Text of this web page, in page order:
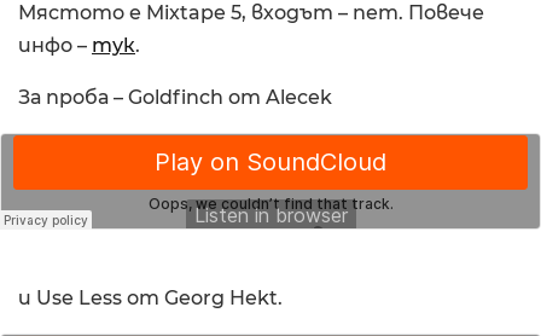
Мястото е Mixtape 5, входът – пет. Повече
инфо – тук.
За проба – Goldfinch от Alecek
и Use Less от Georg Hekt.